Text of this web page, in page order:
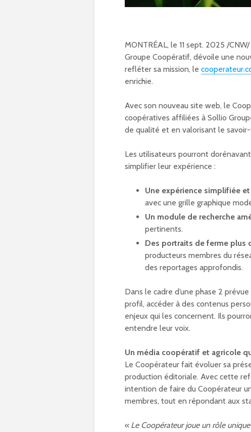
MONTRÉAL, le 11 sept. 2025 /
Groupe Coopératif, dévoile une
refléter sa mission, le
enrichie.
Avec son nouveau site web, le
coopératives affiliées à Sollio
de qualité et en valorisant le
Les utilisateurs pourront
simplifier leur expérience :
Une expérience simplifiée
avec une grille graphique
Un module de recherche
pertinents.
Des portraits de ferme plus
producteurs membres du
des reportages approfondis.
Dans le cadre d’une phase 2
profil, accéder à des contenus
enjeux qui les concernent. Ils
entendre leur voix.
Un média coopératif et agricole
Le Coopérateur fait évoluer sa
production éditoriale. Avec cette
intention de faire du Coopérateur
membres, tout en répondant aux
« Le Coopérateur joue un rôle